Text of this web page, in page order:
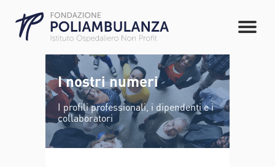
I nostri numeri
I profili professionali, i dipendenti e i
collaboratori